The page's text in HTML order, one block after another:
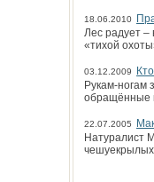
18.06.2010
Лес радует –
«тихой
03.12.2009
Рукам-ногам
обращённые
22.07.2005
Натуралист
чешуекрылых